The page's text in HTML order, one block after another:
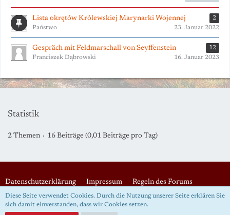
Lista okrętów Królewskiej Marynarki Wojennej
2
Państwo
23. Januar 2022
Gespräch mit Feldmarschall von Seyffenstein
12
Franciszek Dąbrowski
16. Januar 2023
Statistik
2 Themen 16 Beiträge (0,01 Beiträge pro Tag)
Datenschutzerklärung Impressum Regeln des Forums
Diese Seite verwendet Cookies. Durch die Nutzung unserer Seite erklären Sie
sich damit einverstanden, dass wir Cookies setzen.